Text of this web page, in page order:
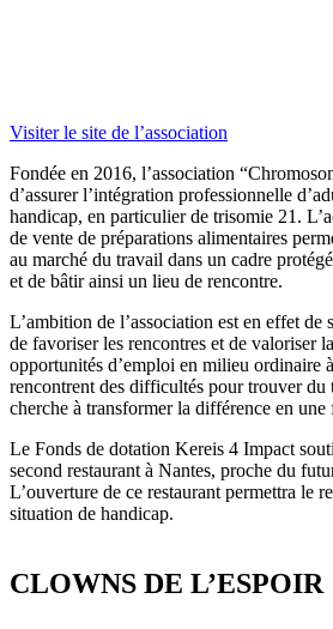
Visiter le site de l’association
Fondée en 2016, l’association
d’assurer l’intégration professionnelle
handicap, en particulier de trisomie 21.
de vente de préparations alimentaires
au marché du travail dans un cadre
et de bâtir ainsi un lieu de rencontre.
L’ambition de l’association est en effet de
de favoriser les rencontres et de valoriser
opportunités d’emploi en milieu ordinaire
rencontrent des difficultés pour trouver du
cherche à transformer la différence en une
Le Fonds de dotation Kereis 4 Impact
second restaurant à Nantes, proche du
L’ouverture de ce restaurant permettra le
situation de handicap.
CLOWNS DE L’ESPOIR